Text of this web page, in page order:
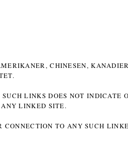
CHINESEN, KANADIER,
LINKS DOES NOT INDICATE
LINKED SITE.
TO ANY SUCH